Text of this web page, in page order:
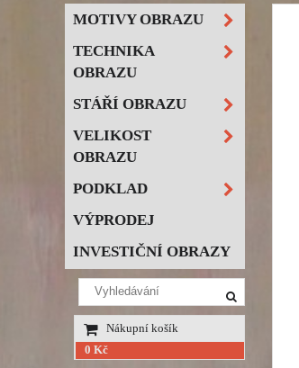
MOTIVY OBRAZU
TECHNIKA
OBRAZU
STÁŘÍ OBRAZU
VELIKOST
OBRAZU
PODKLAD
VÝPRODEJ
INVESTIČNÍ OBRAZY
Nákupní košík
0 Kč